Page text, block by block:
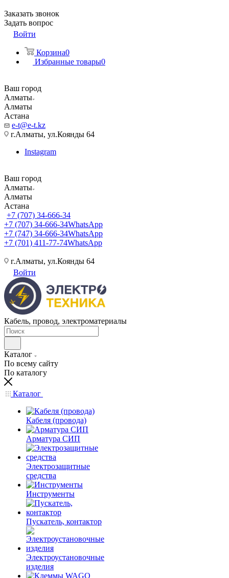
Заказать звонок
Задать вопрос
Войти
Корзина0
Избранные товары0
Ваш город
Алматы
Алматы
Астана
e-t@e-t.kz
г.Алматы, ул.Коянды 64
Instagram
Ваш город
Алматы
Алматы
Астана
+7 (707) 34-666-34
+7 (707) 34-666-34WhatsApp
+7 (747) 34-666-34WhatsApp
+7 (701) 411-77-74WhatsApp
г.Алматы, ул.Коянды 64
Войти
Кабель, провод, электроматериалы
Каталог
По всему сайту
По каталогу
Каталог
Кабеля (провода)
Арматура СИП
Электрозащитные
средства
Инструменты
Пускатель, контактор
Электроустановочные
изделия